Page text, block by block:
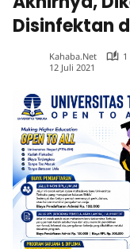
Disinfektan
Kahaba.net
12 Juli 2021